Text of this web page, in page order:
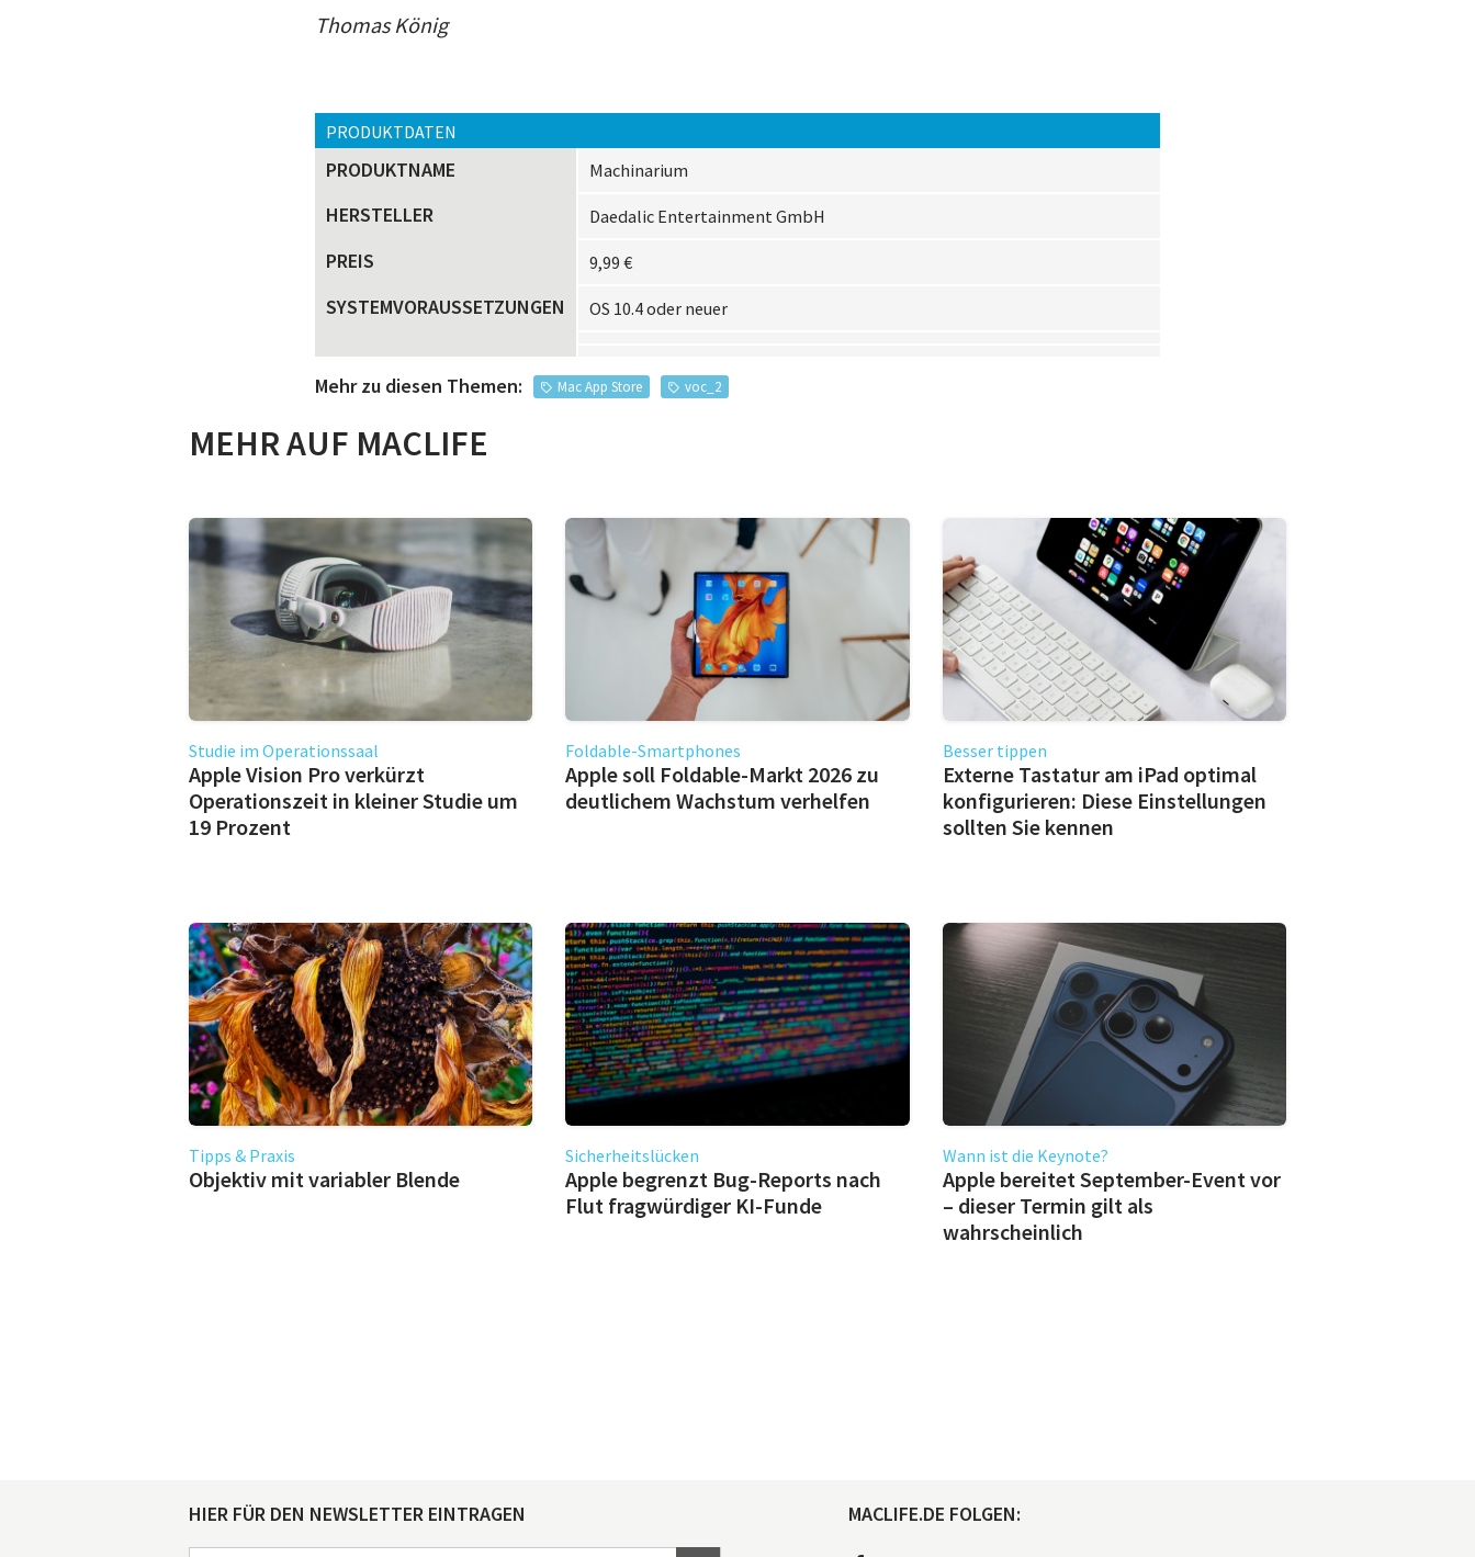
Thomas König
PRODUKTDATEN
PRODUKTNAME Machinarium
HERSTELLER Daedalic Entertainment GmbH
PREIS 9,99 €
SYSTEMVORAUSSETZUNGEN OS 10.4 oder neuer
Mehr zu diesen Themen: Mac App Store voc_2
MEHR AUF MACLIFE
Studie im Operationssaal
Apple Vision Pro verkürzt
Operationszeit in kleiner Studie um
19 Prozent
Foldable-Smartphones
Apple soll Foldable-Markt 2026 zu
deutlichem Wachstum verhelfen
Besser tippen
Externe Tastatur am iPad optimal
konfigurieren: Diese Einstellungen
sollten Sie kennen
Tipps & Praxis
Objektiv mit variabler Blende
Sicherheitslücken
Apple begrenzt Bug-Reports nach
Flut fragwürdiger KI-Funde
Wann ist die Keynote?
Apple bereitet September-Event vor
– dieser Termin gilt als
wahrscheinlich
HIER FÜR DEN NEWSLETTER EINTRAGEN MACLIFE.DE FOLGEN: